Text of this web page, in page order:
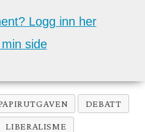
Logg inn her
side
DEBATT
LIBERALISME